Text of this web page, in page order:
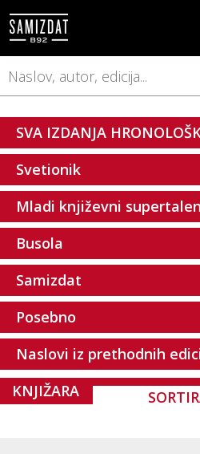
SVA IZDANJA
Svetionik
Mladi književni
Busola
Samizdat
Posebno
Naslovi iz prethodnih
KNJIŽARA